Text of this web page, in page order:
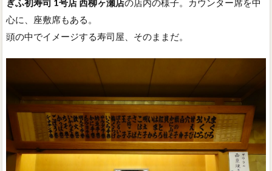
ぎふ初寿司 1号店 西柳ヶ瀬店の店内の様子。カウンター席を中
心に、座敷席もある。
頭の中でイメージする寿司屋、そのままだ。